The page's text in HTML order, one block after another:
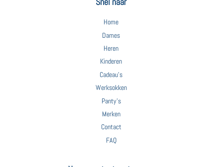
Home
Dames
Heren
Kinderen
Cadeau's
Werksokken
Panty's
Merken
Contact
FAQ